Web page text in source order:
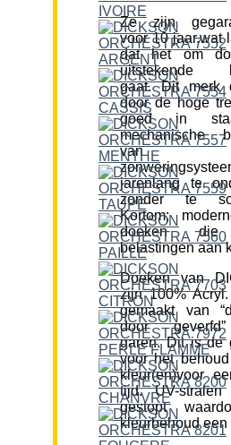
Ze zijn
voor 10 jaar,wat
dat het om
uitstekende
gaat. Dit merk
door de hoge
goed in
mechanische
van
jarenlang te
zonder te
Kortom;
doeken die
belastingen aan
Doeken van
zijn 100%
gemaakt van
door
garen. Dit is de
voor het
kleur(en)voor
tijd. UV-stralen
gestopt
kleurbehoud een